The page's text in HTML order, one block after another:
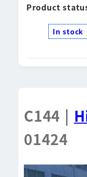
Product
In stock
C144 |
01424